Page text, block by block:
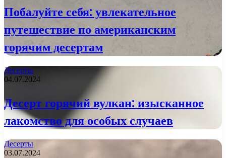
Побалуйте себя: увлекательное
путешествие по американским
горячим десертам
Десерты
04.07.2024
Десерт горячий вулкан: изысканное
лакомство для особых случаев
Десерты
03.07.2024